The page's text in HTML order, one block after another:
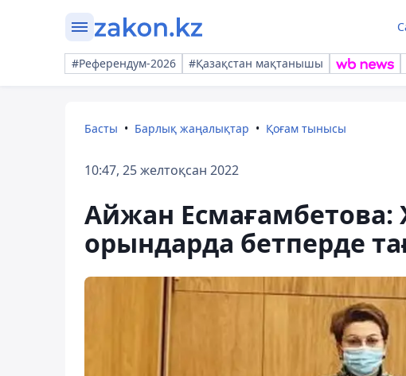
#Референдум-2026 #Қазақстан мақтанышы
Басты Барлық жаңалықтар Қоғам тынысы
10:47, 25 желтоқсан 2022
Айжан
орындарда бетперде